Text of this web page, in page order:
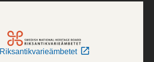
Riksantikvarieämbetet